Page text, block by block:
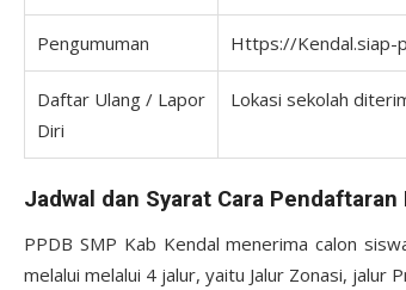
Pengumuman Https://Kendal.siap-
Daftar Ulang / Lapor
Diri
Lokasi sekolah
Jadwal dan Syarat Cara
PPDB SMP Kab Kendal menerima calon
melalui melalui 4 jalur, yaitu Jalur Zonasi, jalur